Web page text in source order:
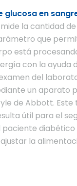
glucosa en
la cantidad
que
está
con la ayuda
del
un aparato
de Abbott. Este
útil para el
diabético
la